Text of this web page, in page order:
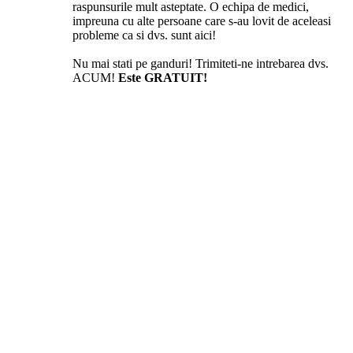
raspunsurile mult asteptate. O echipa de medici,
impreuna cu alte persoane care s-au lovit de aceleasi
probleme ca si dvs. sunt aici!
Nu mai stati pe ganduri! Trimiteti-ne intrebarea dvs.
ACUM! Este GRATUIT!